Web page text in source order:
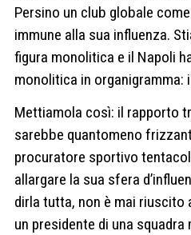
Persino un club globale
immune alla sua influenza.
figura monolitica e il Napoli
monolitica in organigramma:
Mettiamola così: il rapporto
sarebbe quantomeno
procuratore sportivo
allargare la sua sfera
dirla tutta, non è mai riuscito
un presidente di una